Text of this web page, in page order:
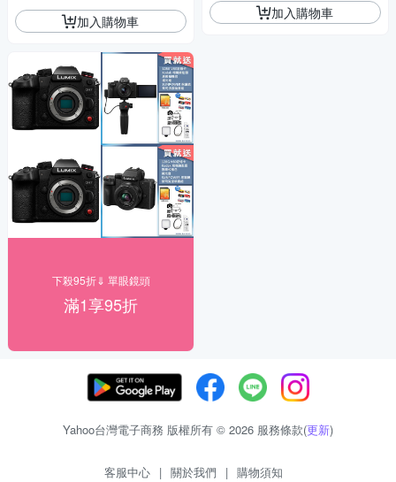
加入購物車
下殺95折⇓ 單眼鏡頭
滿1享95折
加入購物車
Yahoo台灣電子商務 版權所有 © 2026 服務條款(更新)
客服中心 | 關於我們 | 購物須知